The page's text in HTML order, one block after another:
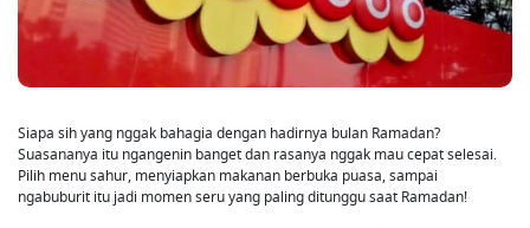
Siapa sih yang nggak bahagia dengan hadirnya bulan Ramadan?
Suasananya itu ngangenin banget dan rasanya nggak mau cepat selesai.
Pilih menu sahur, menyiapkan makanan berbuka puasa, sampai
ngabuburit itu jadi momen seru yang paling ditunggu saat Ramadan!